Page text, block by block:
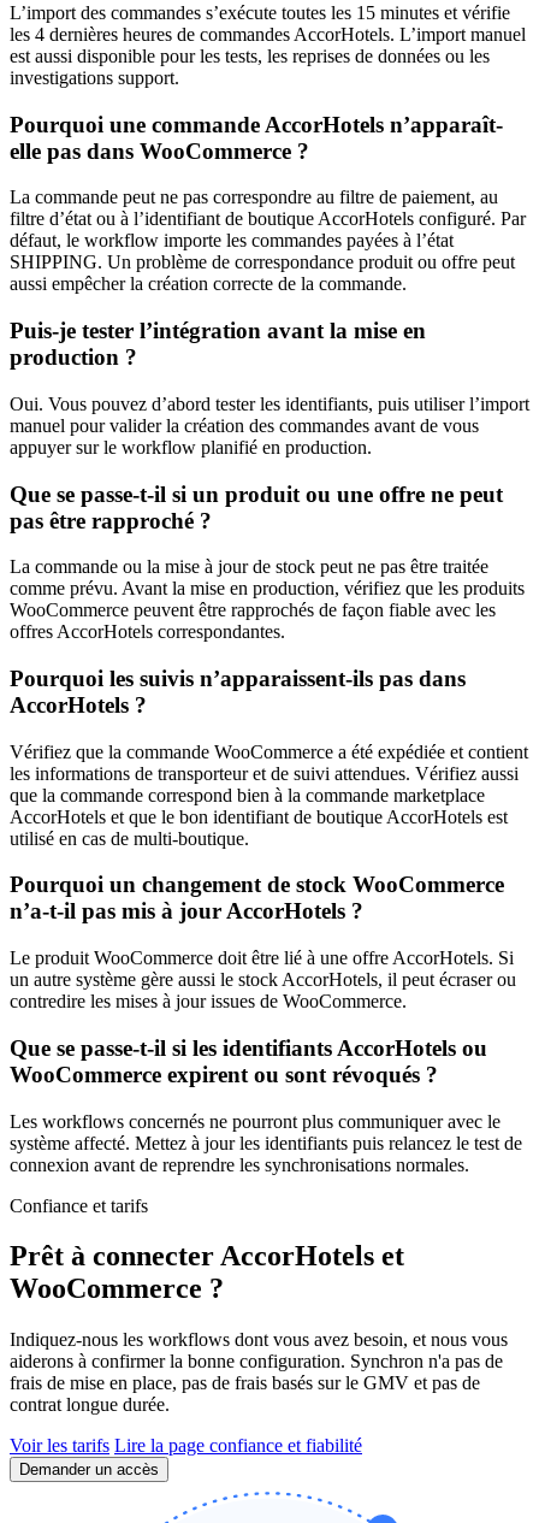
L’import des commandes s’exécute toutes les 15 minutes et vérifie
les 4 dernières heures de commandes AccorHotels. L’import manuel
est aussi disponible pour les tests, les reprises de données ou les
investigations support.
Pourquoi une commande AccorHotels n’apparaît-
elle pas dans WooCommerce ?
La commande peut ne pas correspondre au filtre de paiement, au
filtre d’état ou à l’identifiant de boutique AccorHotels configuré. Par
défaut, le workflow importe les commandes payées à l’état
SHIPPING. Un problème de correspondance produit ou offre peut
aussi empêcher la création correcte de la commande.
Puis-je tester l’intégration avant la mise en
production ?
Oui. Vous pouvez d’abord tester les identifiants, puis utiliser l’import
manuel pour valider la création des commandes avant de vous
appuyer sur le workflow planifié en production.
Que se passe-t-il si un produit ou une offre ne peut
pas être rapproché ?
La commande ou la mise à jour de stock peut ne pas être traitée
comme prévu. Avant la mise en production, vérifiez que les produits
WooCommerce peuvent être rapprochés de façon fiable avec les
offres AccorHotels correspondantes.
Pourquoi les suivis n’apparaissent-ils pas dans
AccorHotels ?
Vérifiez que la commande WooCommerce a été expédiée et contient
les informations de transporteur et de suivi attendues. Vérifiez aussi
que la commande correspond bien à la commande marketplace
AccorHotels et que le bon identifiant de boutique AccorHotels est
utilisé en cas de multi-boutique.
Pourquoi un changement de stock WooCommerce
n’a-t-il pas mis à jour AccorHotels ?
Le produit WooCommerce doit être lié à une offre AccorHotels. Si
un autre système gère aussi le stock AccorHotels, il peut écraser ou
contredire les mises à jour issues de WooCommerce.
Que se passe-t-il si les identifiants AccorHotels ou
WooCommerce expirent ou sont révoqués ?
Les workflows concernés ne pourront plus communiquer avec le
système affecté. Mettez à jour les identifiants puis relancez le test de
connexion avant de reprendre les synchronisations normales.
Confiance et tarifs
Prêt à connecter AccorHotels et
WooCommerce ?
Indiquez-nous les workflows dont vous avez besoin, et nous vous
aiderons à confirmer la bonne configuration. Synchron n'a pas de
frais de mise en place, pas de frais basés sur le GMV et pas de
contrat longue durée.
Voir les tarifs Lire la page confiance et fiabilité
Demander un accès